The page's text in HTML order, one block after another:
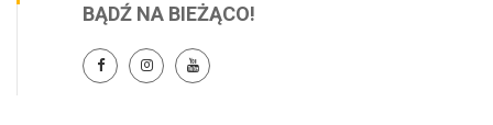
BĄDŹ NA BIEŻĄCO!